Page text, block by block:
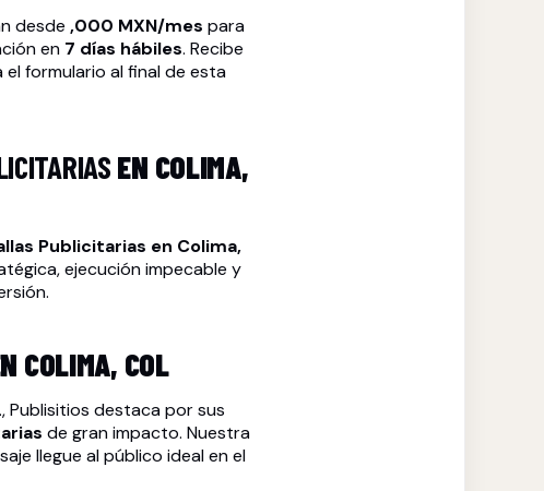
desde ,000 MXN/mes para
en 7 días hábiles. Recibe
formulario al final de esta
EN COLIMA,
Publicitarias en Colima,
ejecución impecable y
COLIMA, COL
, Publisitios destaca por sus
de gran impacto. Nuestra
llegue al público ideal en el